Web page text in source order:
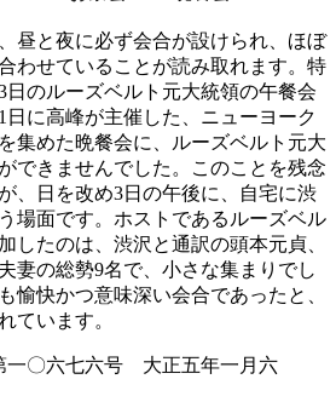
昼と夜に必ず会合が設けられ、ほぼ
わせていることが読み取れます。特
日のルーズベルト元大統領の午餐会
日に高峰が主催した、ニューヨーク
集めた晩餐会に、ルーズベルト元大
できませんでした。このことを残念
、日を改め3日の午後に、自宅に渋
場面です。ホストであるルーズベル
したのは、渋沢と通訳の頭本元貞、
妻の総勢9名で、小さな集まりでし
愉快かつ意味深い会合であったと、
ています。
〇六七六号 大正五年一月六